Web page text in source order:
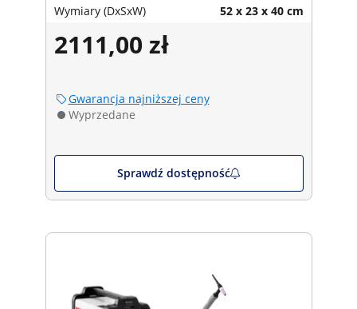
Wymiary (DxSxW) 52 x 23 x 40 cm
2111,00 zł
Gwarancja najniższej ceny
Wyprzedane
Sprawdź dostępność